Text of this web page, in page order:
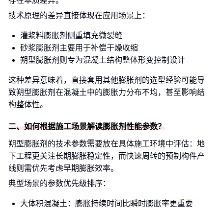
技术原理的差异直接体现在应用场景上：
灌浆料膨胀剂侧重填充微裂缝
砂浆膨胀剂主要用于补偿干燥收缩
朔型膨胀剂则专为混凝土结构整体形变控制设计
这种差异意味着，直接套用其他膨胀剂的选型经验可能导
致朔型膨胀剂在混凝土中的膨胀力分布不均，甚至影响结
构整体性。
二、如何根据施工场景解读膨胀剂性能参数？
朔型膨胀剂的技术参数需要放在具体施工环境中评估：地
下工程更关注长期膨胀稳定性，而快速周转的预制构件产
线则需优先考虑早期膨胀效率。
典型场景的参数优先级排序：
大体积混凝土：膨胀持续时间比瞬时膨胀率更重要